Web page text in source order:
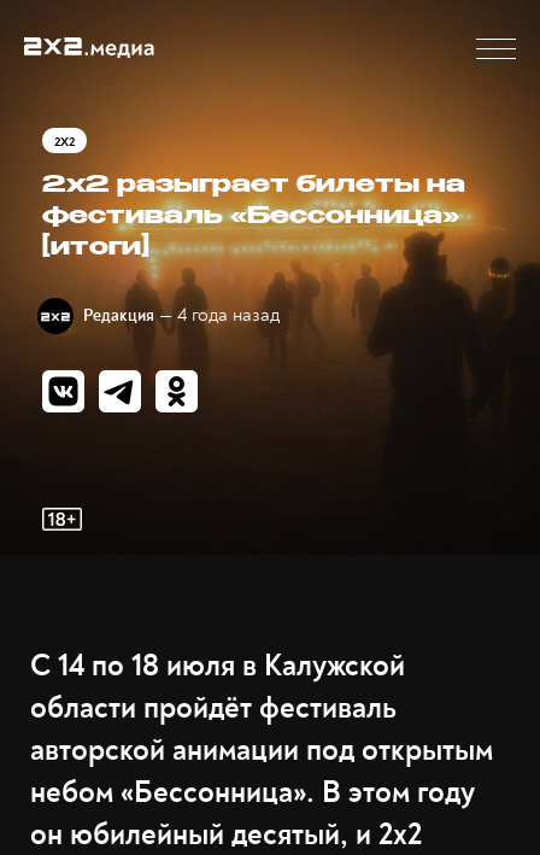
2X2
2х2 разыграет билеты на
фестиваль «Бессонница»
[итоги]
Редакция — 4 года назад
С 14 по 18 июля в Калужской
области пройдёт фестиваль
авторской анимации под открытым
небом «Бессонница». В этом году
он юбилейный десятый, и 2х2